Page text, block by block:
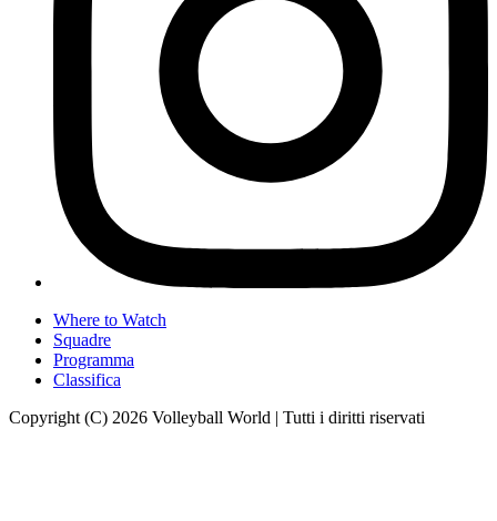
Where to Watch
Squadre
Programma
Classifica
Copyright (C) 2026 Volleyball World | Tutti i diritti riservati